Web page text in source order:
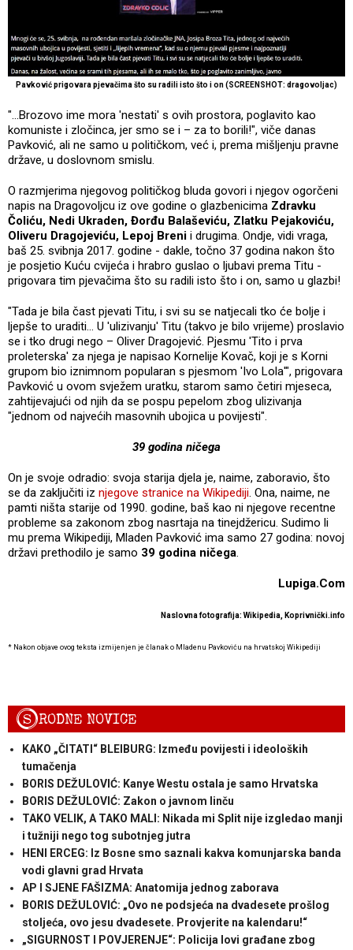
Pavković prigovara pjevačima što su radili isto što i on(SCREENSHOT: dragovoljac)
"...Brozovo ime mora 'nestati' s ovih prostora, poglavito kao
komuniste i zločinca, jer smo se i – za to borili!", viče danas
Pavković, ali ne samo u političkom, već i, prema mišljenju pravne
države, u doslovnom smislu.
O razmjerima njegovog političkog bluda govori i njegov ogorčeni
napis na Dragovoljcu iz ove godine o glazbenicima Zdravku
Čoliću, Nedi Ukraden, Đorđu Balaševiću, Zlatku Pejakoviću,
Oliveru Dragojeviću, Lepoj Breni i drugima. Ondje, vidi vraga,
baš 25. svibnja 2017. godine - dakle, točno 37 godina nakon što
je posjetio Kuću cvijeća i hrabro guslao o ljubavi prema Titu -
prigovara tim pjevačima što su radili isto što i on, samo u glazbi!
"Tada je bila čast pjevati Titu, i svi su se natjecali tko će bolje i
ljepše to uraditi... U 'ulizivanju' Titu (takvo je bilo vrijeme) proslavio
se i tko drugi nego – Oliver Dragojević. Pjesmu 'Tito i prva
proleterska' za njega je napisao Kornelije Kovač, koji je s Korni
grupom bio iznimnom popularan s pjesmom 'Ivo Lola'", prigovara
Pavković u ovom svježem uratku, starom samo četiri mjeseca,
zahtijevajući od njih da se pospu pepelom zbog ulizivanja
"jednom od najvećih masovnih ubojica u povijesti".
39 godina ničega
On je svoje odradio: svoja starija djela je, naime, zaboravio, što
se da zaključiti iz njegove stranice na Wikipediji. Ona, naime, ne
pamti ništa starije od 1990. godine, baš kao ni njegove recentne
probleme sa zakonom zbog nasrtaja na tinejdžericu. Sudimo li
mu prema Wikipediji, Mladen Pavković ima samo 27 godina: novoj
državi prethodilo je samo 39 godina ničega.
Lupiga.Com
Naslovna fotografija: Wikipedia, Koprivnički.info
* Nakon objave ovog teksta izmijenjen je članak o Mladenu Pavkoviću na hrvatskoj Wikipediji
SRODNE NOVICE
KAKO „ČITATI“ BLEIBURG: Između povijesti i ideoloških
tumačenja
BORIS DEŽULOVIĆ: Kanye Westu ostala je samo Hrvatska
BORIS DEŽULOVIĆ: Zakon o javnom linču
TAKO VELIK, A TAKO MALI: Nikada mi Split nije izgledao manji
i tužniji nego tog subotnjeg jutra
HENI ERCEG: Iz Bosne smo saznali kakva komunjarska banda
vodi glavni grad Hrvata
AP I SJENE FAŠIZMA: Anatomija jednog zaborava
BORIS DEŽULOVIĆ: „Ovo ne podsjeća na dvadesete prošlog
stoljeća, ovo jesu dvadesete. Provjerite na kalendaru!“
„SIGURNOST I POVJERENJE“: Policija lovi građane zbog